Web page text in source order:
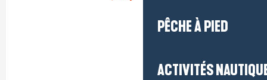
PÊCHE À PIED
ACTIVITÉS